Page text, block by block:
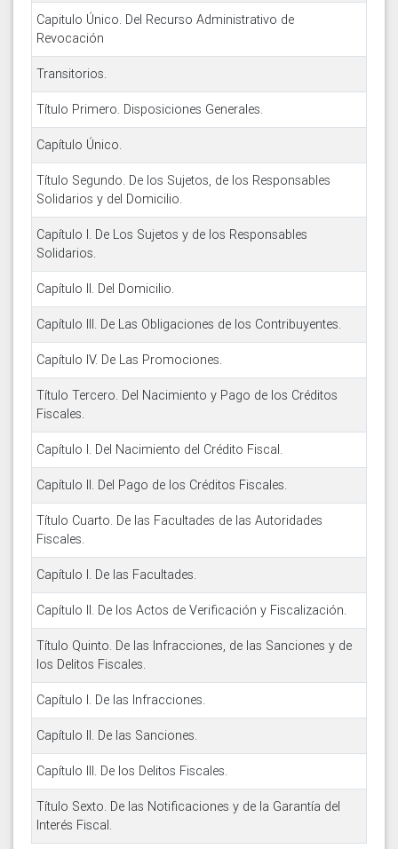
Capitulo Único. Del Recurso Administrativo de
Revocación
Transitorios.
Título Primero. Disposiciones Generales.
Capítulo Único.
Título Segundo. De los Sujetos, de los Responsables
Solidarios y del Domicilio.
Capítulo I. De Los Sujetos y de los Responsables
Solidarios.
Capítulo II. Del Domicilio.
Capítulo III. De Las Obligaciones de los Contribuyentes.
Capítulo IV. De Las Promociones.
Título Tercero. Del Nacimiento y Pago de los Créditos
Fiscales.
Capítulo I. Del Nacimiento del Crédito Fiscal.
Capítulo II. Del Pago de los Créditos Fiscales.
Título Cuarto. De las Facultades de las Autoridades
Fiscales.
Capítulo I. De las Facultades.
Capítulo II. De los Actos de Verificación y Fiscalización.
Título Quinto. De las Infracciones, de las Sanciones y de
los Delitos Fiscales.
Capítulo I. De las Infracciones.
Capítulo II. De las Sanciones.
Capítulo III. De los Delitos Fiscales.
Título Sexto. De las Notificaciones y de la Garantía del
Interés Fiscal.